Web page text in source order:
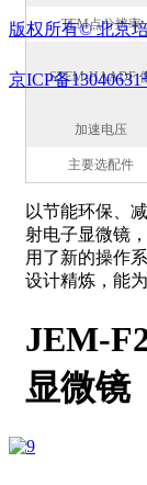
TEM点分辨率
STEM-HAADF
加速电压
主要选配件
以节能环保、
射电子显微镜
用了新的操作
设计精炼，能
JEM-
显微镜
版权所有© 北京
京ICP备13040631